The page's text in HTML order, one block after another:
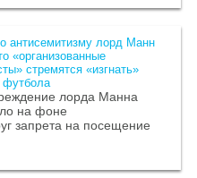
антисемитизму лорд Манн
«организованные
стремятся «изгнать»
футбола
лорда Манна
на фоне
запрета на посещение